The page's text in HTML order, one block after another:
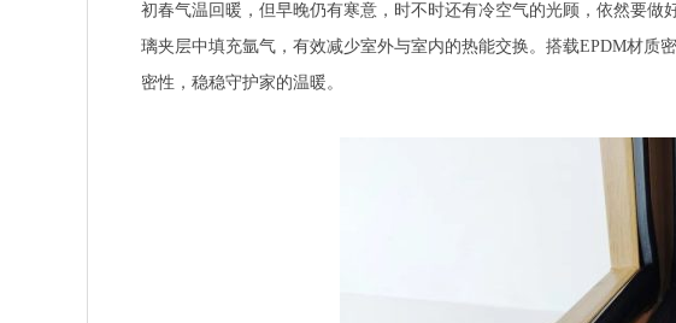
初春气温回暖，但早晚仍有寒意，时不时还有冷空气的光顾，依然要
璃夹层中填充氩气，有效减少室外与室内的热能交换。搭载EPDM材质
密性，稳稳守护家的温暖。